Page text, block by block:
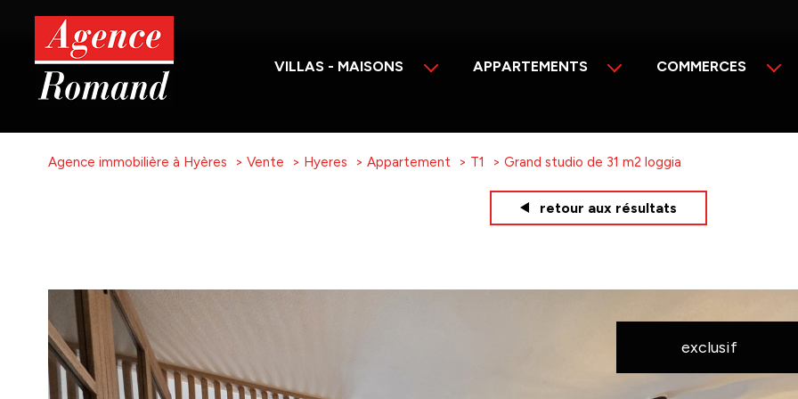
VILLAS - MAISONS
Location
APPARTEMENTS
Location
COMMERCES
Location
Agence immobilière à Hyères Vente Hyeres Appartement T1 Grand studio de 31 m2 loggia
retour aux résultats
exclusif